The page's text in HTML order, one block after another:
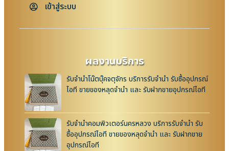
เข้าสู่ระบบ
ผลงานบริการ
รับจำนำโน๊ตบุ๊คจตุจักร บริการรับจำนำ รับซื้ออุปกรณ์
ไอที ขายของหลุดจำนำ และ รับฝากขายอุปกรณ์ไอที
รับจำนำคอมพิวเตอร์นครหลวง บริการรับจำนำ รับ
ซื้ออุปกรณ์ไอที ขายของหลุดจำนำ และ รับฝากขาย
อุปกรณ์ไอที